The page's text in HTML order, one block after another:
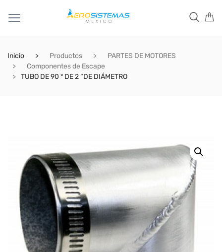
Inicio Productos
PARTES DE MOTORES
Componentes de Escape
TUBO DE 90 ° DE 2 “DE DIÁMETRO